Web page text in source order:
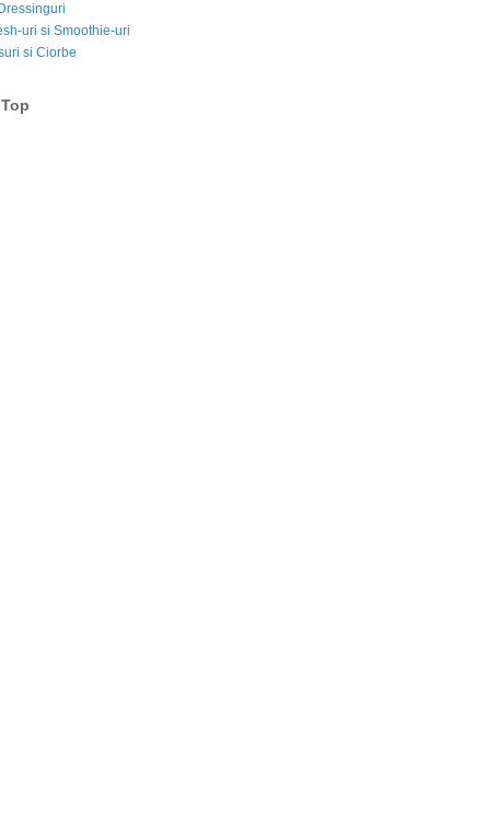
uri si Smoothie-uri
si Ciorbe